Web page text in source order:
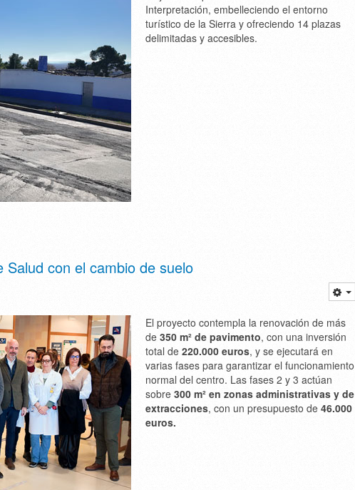
Interpretación, embelleciendo el entorno
turístico de la Sierra y ofreciendo 14 plazas
delimitadas y accesibles.
con el cambio de suelo
El proyecto contempla la renovación de más
de 350 m² de pavimento, con una inversión
total de 220.000 euros, y se ejecutará en
varias fases para garantizar el funcionamiento
normal del centro. Las fases 2 y 3 actúan
sobre 300 m² en zonas administrativas y de
extracciones, con un presupuesto de 46.000
euros.